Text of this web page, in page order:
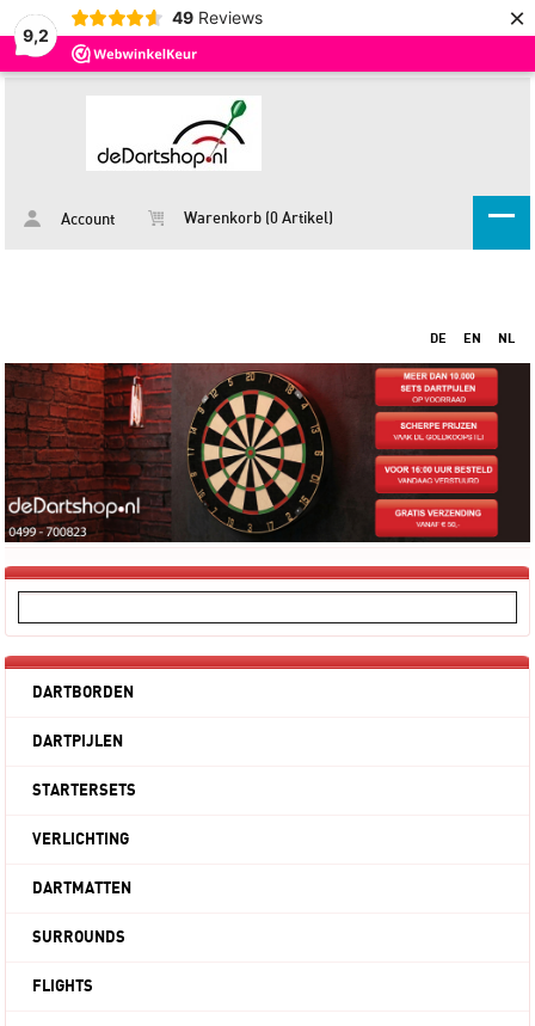
9,2
49 Reviews ×
Account Warenkorb (0 Artikel)
DE EN NL
DARTBORDEN
DARTPIJLEN
STARTERSETS
VERLICHTING
DARTMATTEN
SURROUNDS
FLIGHTS